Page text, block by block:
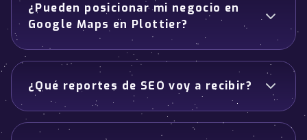
¿Pueden posicionar mi negocio en
Google Maps en Plottier?
¿Qué reportes de SEO voy a recibir?